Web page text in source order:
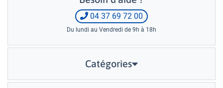
04 37 69 72 00
Du lundi au Vendredi de 9h à 18h
Catégories